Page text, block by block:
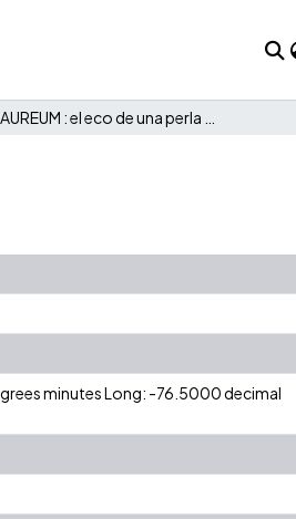
minutes Long: -76.5000 decimal